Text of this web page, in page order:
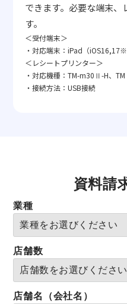
できます。必要な端末、
す。
＜受付端末＞
・対応端末：iPad（
＜レシートプリンター＞
・対応機種：TM-m30Ⅱ-H、
・接続方法：USB接続
資料請
業種
店舗数
店舗名（会社名）